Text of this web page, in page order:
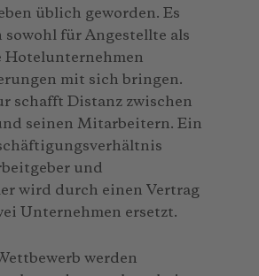
üblich geworden. Es
sowohl für Angestellte als
Hotelunternehmen
mit sich bringen.
schafft Distanz zwischen
seinen Mitarbeitern. Ein
und
wird durch einen Vertrag
Unternehmen ersetzt.
werden